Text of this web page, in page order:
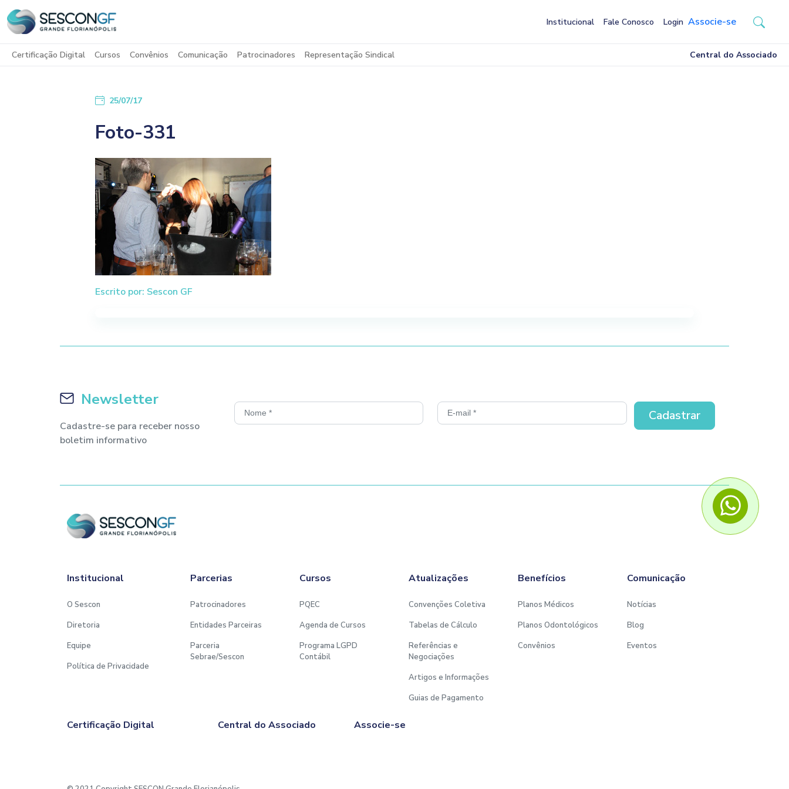
Institucional Fale Conosco Login Associe-se
Certificação Digital Cursos Convênios Comunicação Patrocinadores Representação Sindical Central do Associado
25/07/17
Foto-331
Escrito por: Sescon GF
Newsletter
Cadastre-se para receber nosso
boletim informativo
Institucional
O Sescon
Diretoria
Equipe
Política de Privacidade
Parcerias
Patrocinadores
Entidades Parceiras
Parceria
Sebrae/Sescon
Cursos
PQEC
Agenda de Cursos
Programa LGPD
Contábil
Atualizações
Convenções Coletiva
Tabelas de Cálculo
Referências e
Negociações
Artigos e Informações
Guias de Pagamento
Benefícios
Planos Médicos
Planos Odontológicos
Convênios
Comunicação
Notícias
Blog
Eventos
Certificação Digital Central do Associado Associe-se